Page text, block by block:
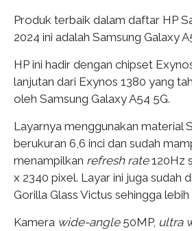
Produk terbaik dalam daftar HP
2024 ini adalah Samsung Galaxy
HP ini hadir dengan chipset
lanjutan dari Exynos 1380 yang
oleh Samsung Galaxy A54 5G.
Layarnya menggunakan material
berukuran 6,6 inci dan sudah
menampilkan refresh rate120Hz
x 2340 pixel. Layar ini juga sudah
Gorilla Glass Victus sehingga
Kamera wide-angle50MP, ultra